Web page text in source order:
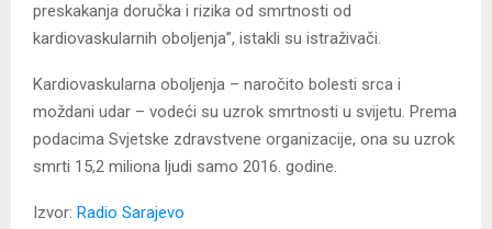
preskakanja doručka i rizika od smrtnosti od
kardiovaskularnih oboljenja”, istakli su istraživači.
Kardiovaskularna oboljenja – naročito bolesti srca i
moždani udar – vodeći su uzrok smrtnosti u svijetu. Prema
podacima Svjetske zdravstvene organizacije, ona su uzrok
smrti 15,2 miliona ljudi samo 2016. godine.
Izvor: Radio Sarajevo